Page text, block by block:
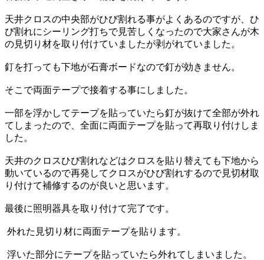
天井クロスの中央部がひび割れる事がよくあるのですが、ひ
び割れにシーリング打ちで見苦しくなったので大家さんが木
の見切り材を取り付けていましたが剥がれていました。
釘を打っても下地が石膏ボードなので釘が効きません。
そこで両面テープで接着する事にしました。
一部を浮かしてテープを貼っていたら釘が抜けて全部が外れ
てしまったので、全面に両面テープを貼って再取り付けしま
した。
天井のクロスひび割れなどはクロスを貼り替えても下地から
動いているので再発してクロスがひび割れするので見切材取
り付けて補修するのが良いと思います。
最後に照明器具を取り付けて完了です。
外れた見切り材に両面テープを貼ります。
浮いた部分にテープを貼っていたら外れてしまいました。